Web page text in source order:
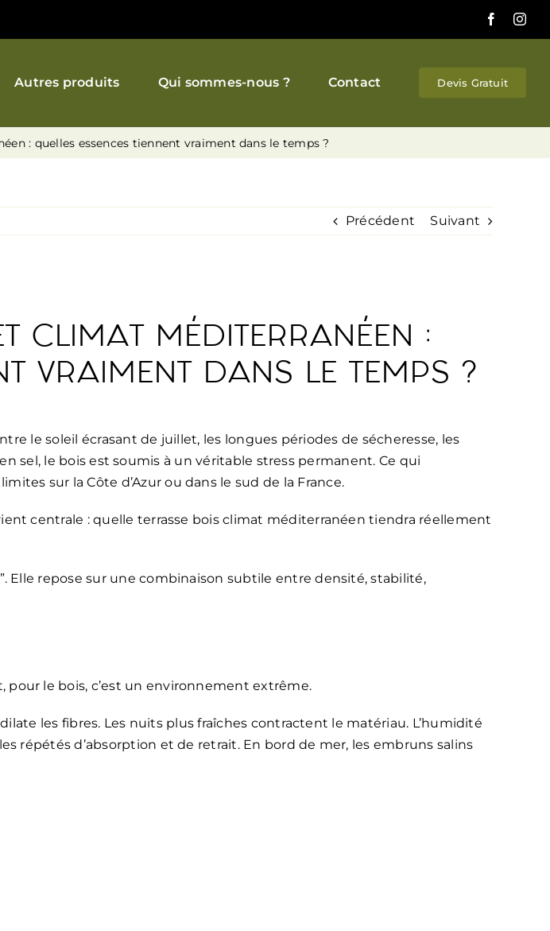
Facebook
Autres produits Qui sommes-nous ? Contact Devis Gratuit
: quelles essences tiennent vraiment dans le temps ?
Précédent Suivant
CLIMAT MÉDITERRANÉEN :
VRAIMENT DANS LE TEMPS ?
le soleil écrasant de juillet, les longues périodes de sécheresse, les
sel, le bois est soumis à un véritable stress permanent. Ce qui
sur la Côte d’Azur ou dans le sud de la France.
centrale : quelle terrasse bois climat méditerranéen tiendra réellement
Elle repose sur une combinaison subtile entre densité, stabilité,
le bois, c’est un environnement extrême.
les fibres. Les nuits plus fraîches contractent le matériau. L’humidité
répétés d’absorption et de retrait. En bord de mer, les embruns salins